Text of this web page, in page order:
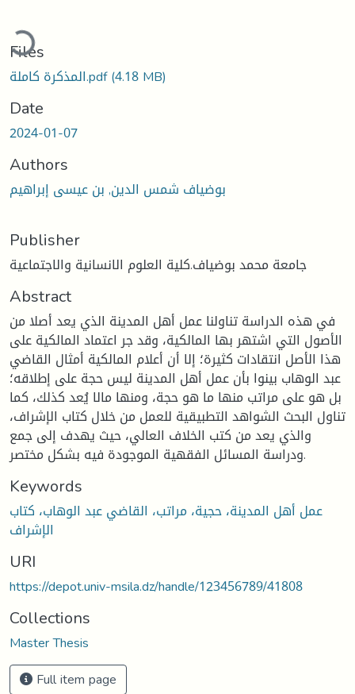
Files
المذكرة كاملة.pdf(4.18 MB)
Date
2024-01-07
Authors
بوضياف شمس الدين, بن عيسى إبراهيم
Publisher
جامعة محمد بوضياف.كلية العلوم الانسانية والاجتماعية
Abstract
في هذه الدراسة تناولنا عمل أهل المدينة الذي يعد أصلا من
الأصول التي اشتهر بها المالكية، وقد جر اعتماد المالكية على
هذا الأصل انتقادات كثيرة؛ إلا أن أعلام المالكية أمثال القاضي
عبد الوهاب بينوا بأن عمل أهل المدينة ليس حجة على إطلاقه؛
بل هو على مراتب منها ما هو حجة، ومنها مالا يُعد كذلك، كما
تناول البحث الشواهد التطبيقية للعمل من خلال كتاب الإشراف،
والذي يعد من كتب الخلاف العالي، حيث يهدف إلى جمع
ودراسة المسائل الفقهية الموجودة فيه بشكل مختصر.
Keywords
عمل أهل المدينة، حجية، مراتب، القاضي عبد الوهاب، كتاب
الإشراف
URI
https://depot.univ-msila.dz/handle/123456789/41808
Collections
Master Thesis
Full item page